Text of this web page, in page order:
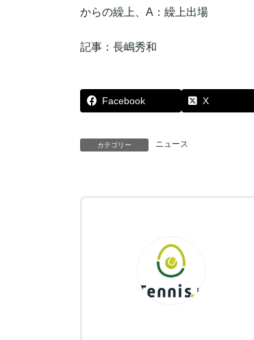
からの繰上、A：繰上出場
記事：長嶋秀和
Facebook X
カテゴリー ニュース